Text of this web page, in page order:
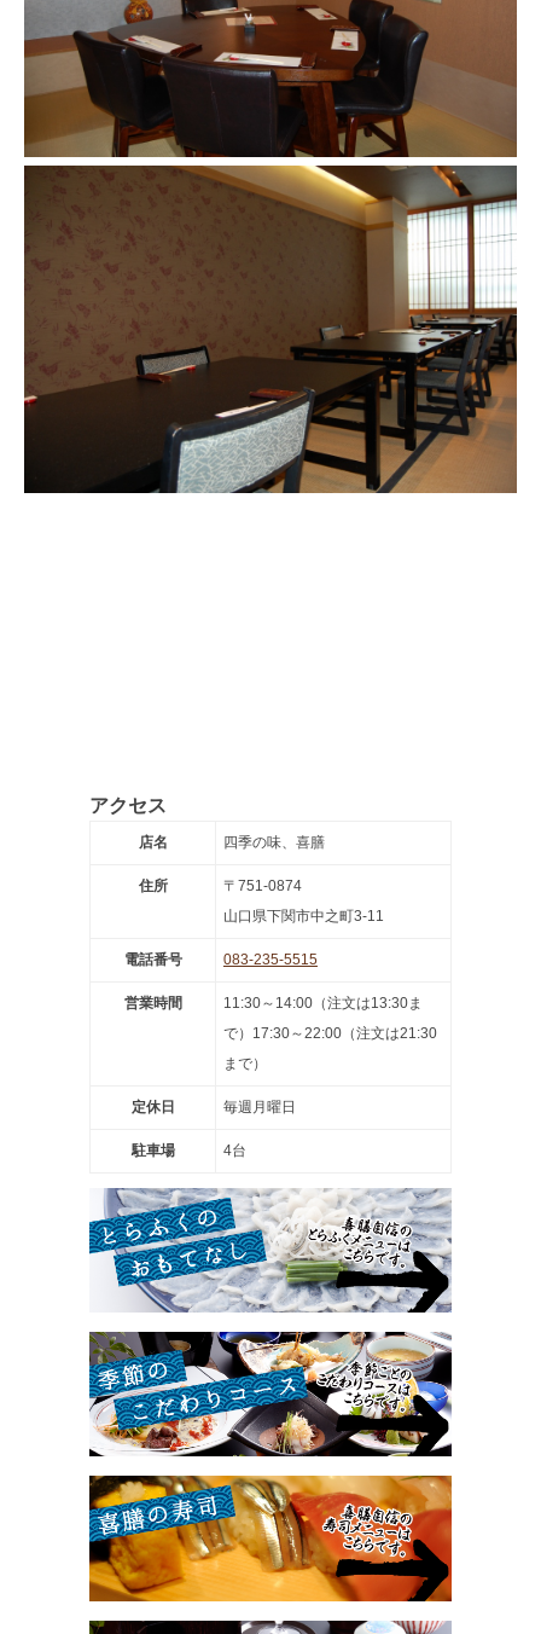
アクセス
店名 四季の味、喜膳
住所
〒751-0874
山口県下関市中之町3-11
電話番号 083-235-5515
営業時間
11:30～14:00（注文は13:30ま
で）17:30～22:00（注文は21:30
まで）
定休日 毎週月曜日
駐車場 4台